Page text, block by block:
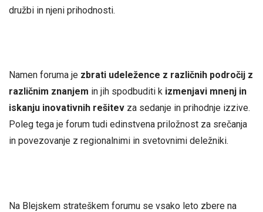
družbi in njeni prihodnosti.
Namen foruma je zbrati udeležence z različnih področij z
različnim znanjem in jih spodbuditi k izmenjavi mnenj in
iskanju inovativnih rešitev za sedanje in prihodnje izzive.
Poleg tega je forum tudi edinstvena priložnost za srečanja
in povezovanje z regionalnimi in svetovnimi deležniki.
Na Blejskem strateškem forumu se vsako leto zbere na